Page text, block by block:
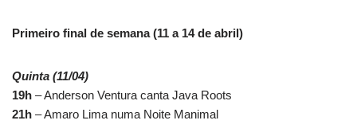
Primeiro final de semana (11 a 14 de abril)
Quinta (11/04)
19h – Anderson Ventura canta Java Roots
21h – Amaro Lima numa Noite Manimal